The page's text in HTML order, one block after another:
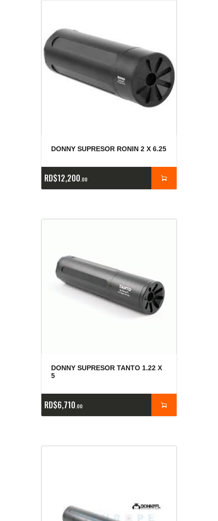
DONNY SUPRESOR RONIN 2 X 6.25
RD$12,200 00
DONNY SUPRESOR TANTO 1.22 X
5
RD$6,710 00